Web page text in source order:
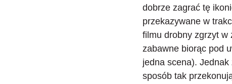
dobrze zagrać tę
przekazywane w
filmu drobny zgrzyt w
zabawne biorąc pod
jedna scena). Jednak
sposób tak